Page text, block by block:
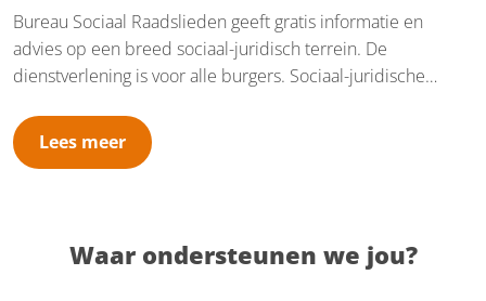
Bureau Sociaal Raadslieden geeft gratis informatie en
advies op een breed sociaal-juridisch terrein. De
dienstverlening is voor alle burgers. Sociaal-juridische
dienstverlening, zoals hulp bij het schrijven van brieven en
bezwaarschriften. Bureau Sociaal Raadslieden Westervoort
en/of Schuldhulpmaatje. Verder werken wij op afspraak.
Lees meer
Waar ondersteunen we jou?